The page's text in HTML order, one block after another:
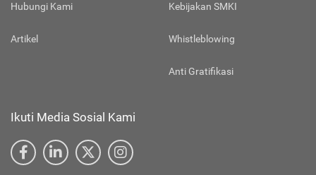
Hubungi Kami
Artikel
Kebijakan SMKI
Whistleblowing
Anti Gratifikasi
Ikuti Media Sosial Kami